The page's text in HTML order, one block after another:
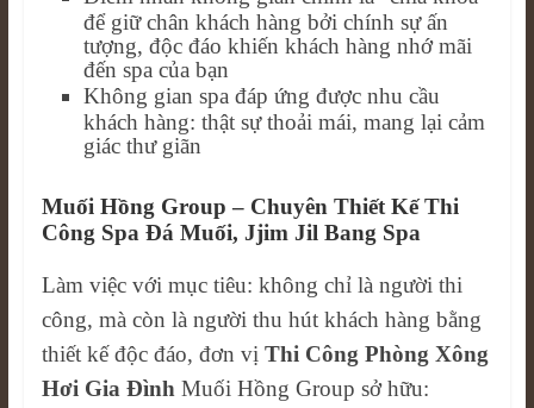
để giữ chân khách hàng bởi chính sự ấn
tượng, độc đáo khiến khách hàng nhớ mãi
đến spa của bạn
Không gian spa đáp ứng được nhu cầu
khách hàng: thật sự thoải mái, mang lại cảm
giác thư giãn
Muối Hồng Group – Chuyên Thiết Kế Thi
Công Spa Đá Muối, Jjim Jil Bang Spa
Làm việc với mục tiêu: không chỉ là người thi
công, mà còn là người thu hút khách hàng bằng
thiết kế độc đáo, đơn vị Thi Công Phòng Xông
Hơi Gia Đình Muối Hồng Group sở hữu: